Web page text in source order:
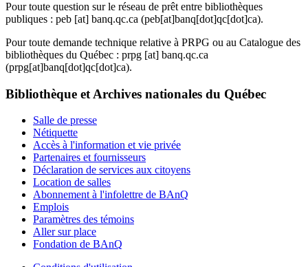
Pour toute question sur le réseau de prêt entre bibliothèques
publiques : peb [at] banq.qc.ca (peb[at]banq[dot]qc[dot]ca).
Pour toute demande technique relative à PRPG ou au Catalogue des
bibliothèques du Québec : prpg [at] banq.qc.ca
(prpg[at]banq[dot]qc[dot]ca).
Bibliothèque et Archives nationales du Québec
Salle de presse
Nétiquette
Accès à l'information et vie privée
Partenaires et fournisseurs
Déclaration de services aux citoyens
Location de salles
Abonnement à l'infolettre de BAnQ
Emplois
Paramètres des témoins
Aller sur place
Fondation de BAnQ